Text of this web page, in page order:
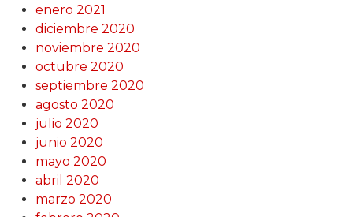
enero 2021
diciembre 2020
noviembre 2020
octubre 2020
septiembre 2020
agosto 2020
julio 2020
junio 2020
mayo 2020
abril 2020
marzo 2020